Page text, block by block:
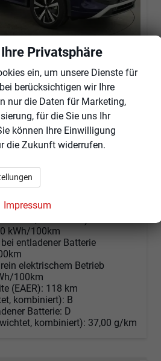
Tageszulassung
Automatik
Außenfarbe
Ultra Violet Metallic
kWh/100km
entladener Batterie
elektrischem Betrieb
100km
(EAER): 118 km
kombiniert): B
Batterie: D
kombiniert): 37,00 g/km
Privatsphäre
ein, um unsere Dienste für
berücksichtigen wir Ihre
nur die Daten für Marketing,
für die Sie uns Ihr
können Ihre Einwilligung
die Zukunft widerrufen.
Impressum